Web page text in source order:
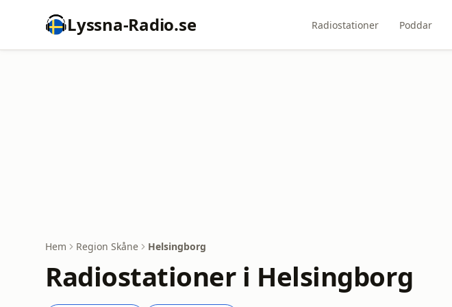
Lyssna-Radio.se Radiostationer Poddar
Hem Region Skåne Helsingborg
Radiostationer i Helsingborg